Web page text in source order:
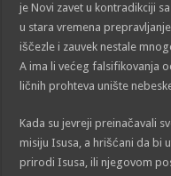
je Novi zavet u kontradikciji
u stara vremena
iščezle i zauvek nestale
A ima li većeg falsifikovanja
ličnih prohteva unište
Kada su jevreji preinačavali
misiju Isusa, a hrišćani da bi
prirodi Isusa, ili njegovom